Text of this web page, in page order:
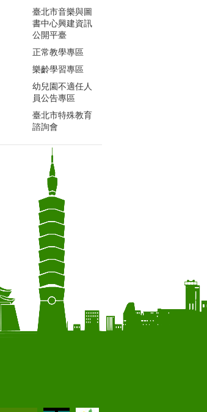
臺北市音樂與圖
書中心興建資訊
公開平臺
正常教學專區
樂齡學習專區
幼兒園不適任人
員公告專區
臺北市特殊教育
諮詢會